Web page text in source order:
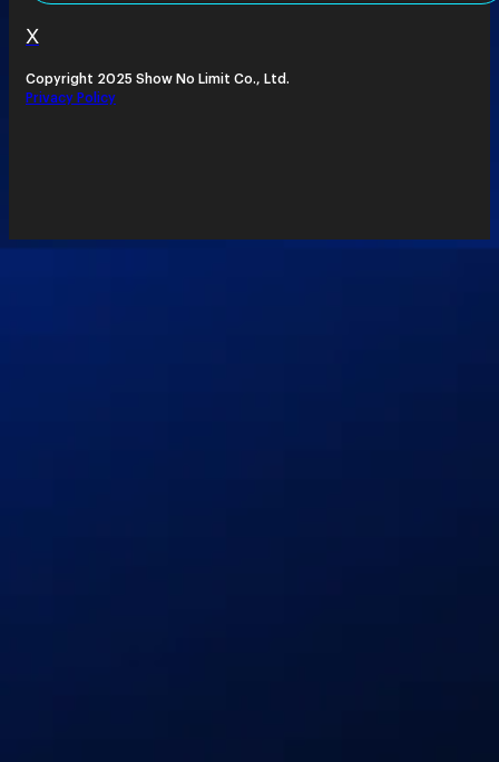
X
Copyright 2025 Show No Limit Co., Ltd.
Privacy Policy